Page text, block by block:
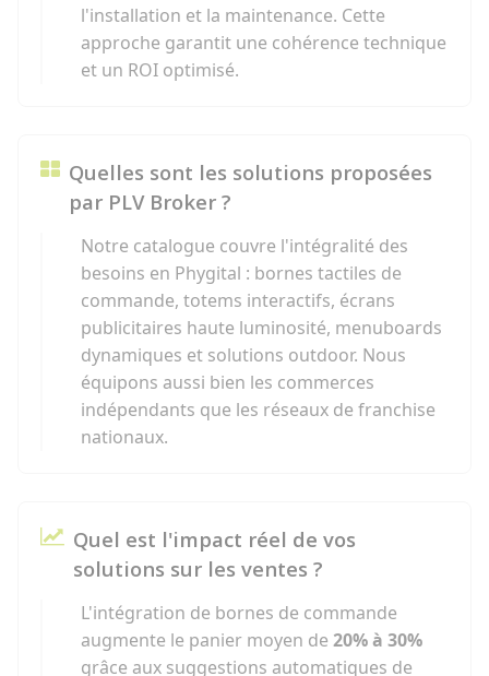
l'installation et la maintenance. Cette
approche garantit une cohérence technique
et un ROI optimisé.
Quelles sont les solutions proposées
par PLV Broker ?
Notre catalogue couvre l'intégralité des
besoins en Phygital : bornes tactiles de
commande, totems interactifs, écrans
publicitaires haute luminosité, menuboards
dynamiques et solutions outdoor. Nous
équipons aussi bien les commerces
indépendants que les réseaux de franchise
nationaux.
Quel est l'impact réel de vos
solutions sur les ventes ?
L'intégration de bornes de commande
augmente le panier moyen de 20% à 30%
grâce aux suggestions automatiques de